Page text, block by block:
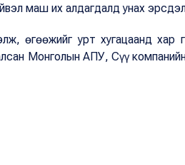
маш их алдагдалд унах
өгөөжийг урт хугацаанд хар
Монголын АПУ, Сүү